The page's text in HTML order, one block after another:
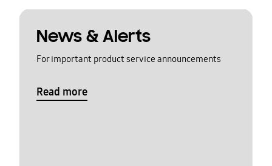
News & Alerts
For important product service announcements
Read more